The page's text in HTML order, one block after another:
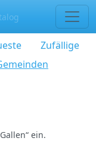
Zufällige
ein.